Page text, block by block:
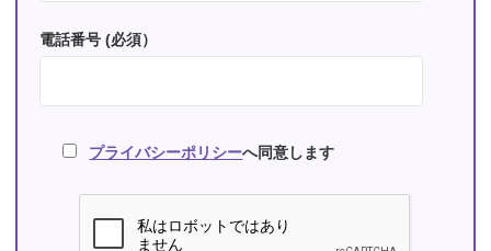
電話番号 (必須）
プライバシーポリシーへ同意します